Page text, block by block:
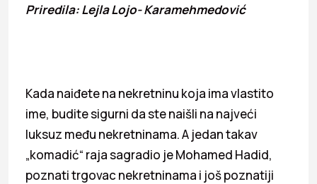
Priredila: Lejla Lojo- Karamehmedović
Kada naiđete na nekretninu koja ima vlastito
ime, budite sigurni da ste naišli na najveći
luksuz među nekretninama. A jedan takav
„komadić“ raja sagradio je Mohamed Hadid,
poznati trgovac nekretninama i još poznatiji